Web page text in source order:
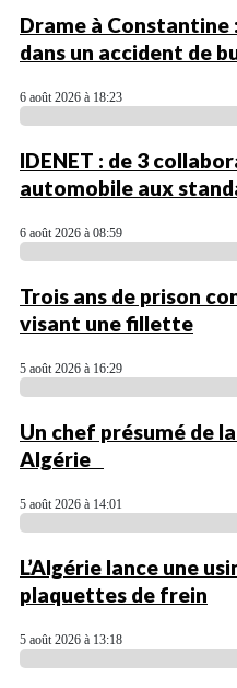
Drame à Constantine
dans un accident de
6 août 2026 à 18:23
IDENET : de 3
automobile aux
6 août 2026 à 08:59
Trois ans de prison
visant une fillette
5 août 2026 à 16:29
Un chef présumé de
Algérie
5 août 2026 à 14:01
L’Algérie lance une
plaquettes de frein
5 août 2026 à 13:18